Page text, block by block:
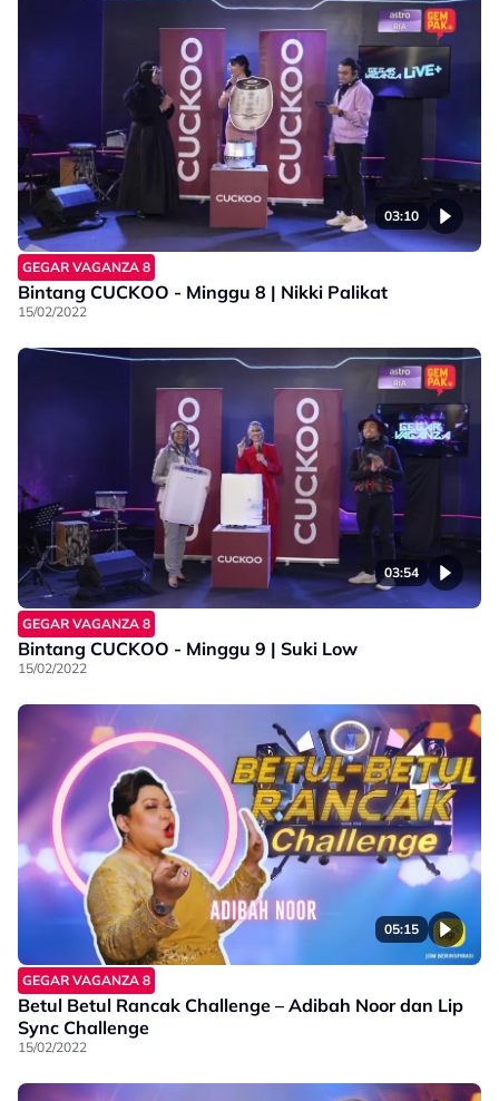
03:10
GEGAR VAGANZA 8
Bintang CUCKOO - Minggu 8 | Nikki Palikat
15/02/2022
03:54
GEGAR VAGANZA 8
Bintang CUCKOO - Minggu 9 | Suki Low
15/02/2022
05:15
GEGAR VAGANZA 8
Betul Betul Rancak Challenge – Adibah Noor dan Lip
Sync Challenge
15/02/2022